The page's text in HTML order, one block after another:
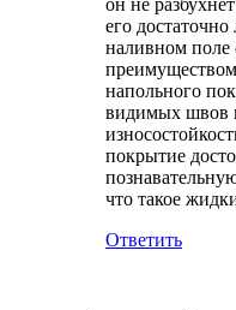
он не
его
наливном
напольного
видимых швов
покрытие
что такое
Ответить